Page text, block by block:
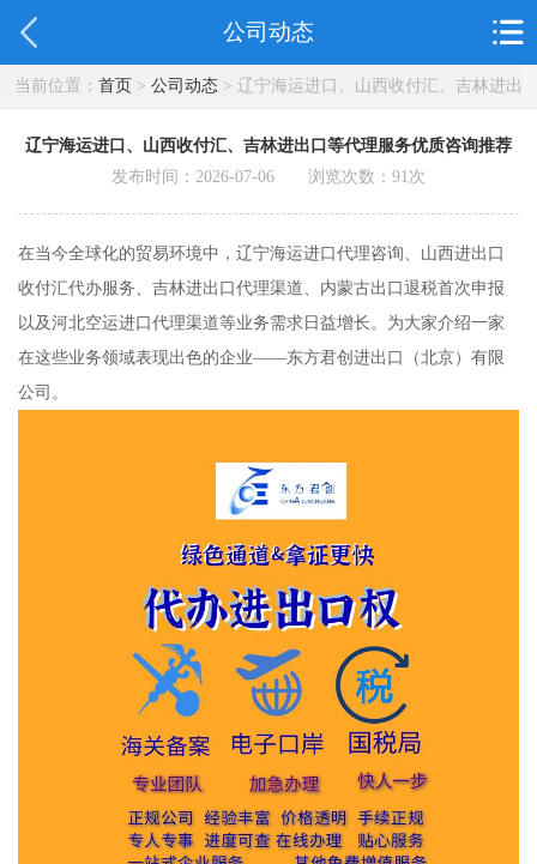
公司动态
当前位置： 首页> 公司动态> 辽宁海运进口、山西收付汇、吉林进出
辽宁海运进口、山西收付汇、吉林进出口等代理服务优质咨询推荐
发布时间：2026-07-06 浏览次数： 91次
在当今全球化的贸易环境中，辽宁海运进口代理咨询、山西进出口
收付汇代办服务、吉林进出口代理渠道、内蒙古出口退税首次申报
以及河北空运进口代理渠道等业务需求日益增长。为大家介绍一家
在这些业务领域表现出色的企业——东方君创进出口（北京）有限
公司。